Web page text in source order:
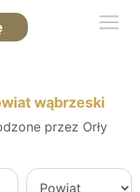
wąbrzeski
przez Orły